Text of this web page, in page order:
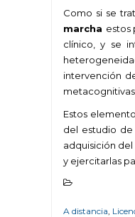
Como si se
marcha estos
clínico, y se
intervención
Estos
del estudio
adquisición
y ejercitarlas
A distancia